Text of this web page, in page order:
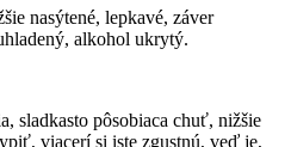
nasýtené, lepkavé, záver
alkohol ukrytý.
sladkasto pôsobiaca chuť, nižšie
viacerí si iste zgustnú, veď je,